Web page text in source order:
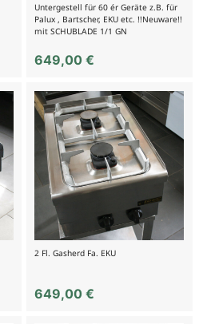
Untergestell für 60 ér Geräte z.B. für
Palux , Bartscher, EKU etc. !!Neuware!!
mit SCHUBLADE 1/1 GN
649,00€
2 Fl. Gasherd Fa. EKU
649,00€